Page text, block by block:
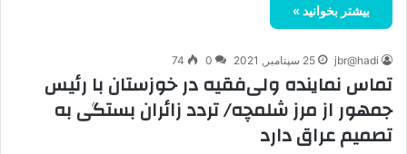
بیشتر بخوانید »
jbr@hadi 25 سپتامبر, 2021 0
74
تماس نماینده ولی‌فقیه در خوزستان با رئیس
جمهور از مرز شلمچه/ تردد زائران بستگی به
تصمیم عراق دارد